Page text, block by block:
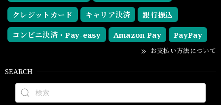
クレジットカード キャリア決済 銀行振込
コンビニ決済・Pay-easy Amazon Pay PayPay
お支払い方法について
SEARCH